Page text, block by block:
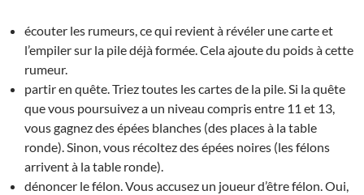
écouter les rumeurs, ce qui revient à révéler une carte et
l’empiler sur la pile déjà formée. Cela ajoute du poids à cette
rumeur.
partir en quête. Triez toutes les cartes de la pile. Si la quête
que vous poursuivez a un niveau compris entre 11 et 13,
vous gagnez des épées blanches (des places à la table
ronde). Sinon, vous récoltez des épées noires (les félons
arrivent à la table ronde).
dénoncer le félon. Vous accusez un joueur d’être félon. Oui,